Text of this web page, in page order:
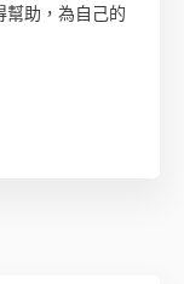
幫助，為自己的